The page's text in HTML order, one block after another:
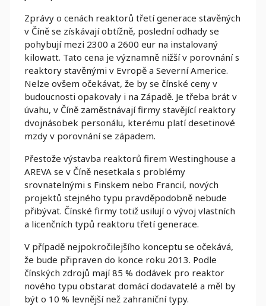
Zprávy o cenách reaktorů třetí generace stavěných
v Číně se získávají obtížně, poslední odhady se
pohybují mezi 2300 a 2600 eur na instalovaný
kilowatt. Tato cena je významně nižší v porovnání s
reaktory stavěnými v Evropě a Severní Americe.
Nelze ovšem očekávat, že by se čínské ceny v
budoucnosti opakovaly i na Západě. Je třeba brát v
úvahu, v Číně zaměstnávají firmy stavějící reaktory
dvojnásobek personálu, kterému platí desetinové
mzdy v porovnání se západem.
Přestože výstavba reaktorů firem Westinghouse a
AREVA se v Číně nesetkala s problémy
srovnatelnými s Finskem nebo Francií, nových
projektů stejného typu pravděpodobně nebude
přibývat. Čínské firmy totiž usilují o vývoj vlastních
a licenčních typů reaktoru třetí generace.
V případě nejpokročilejšího konceptu se očekává,
že bude připraven do konce roku 2013. Podle
čínských zdrojů mají 85 % dodávek pro reaktor
nového typu obstarat domácí dodavatelé a měl by
být o 10 % levnější než zahraniční typy.